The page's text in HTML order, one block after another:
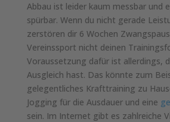
Abbau ist leider kaum messbar und
spürbar. Wenn du nicht gerade
zerstören dir 6 Wochen
Vereinssport nicht deinen
Voraussetzung dafür ist allerdings,
Ausgleich hast. Das könnte zum
gelegentliches Krafttraining zu
Jogging für die Ausdauer und eine
sein. Im Internet gibt es zahlreiche